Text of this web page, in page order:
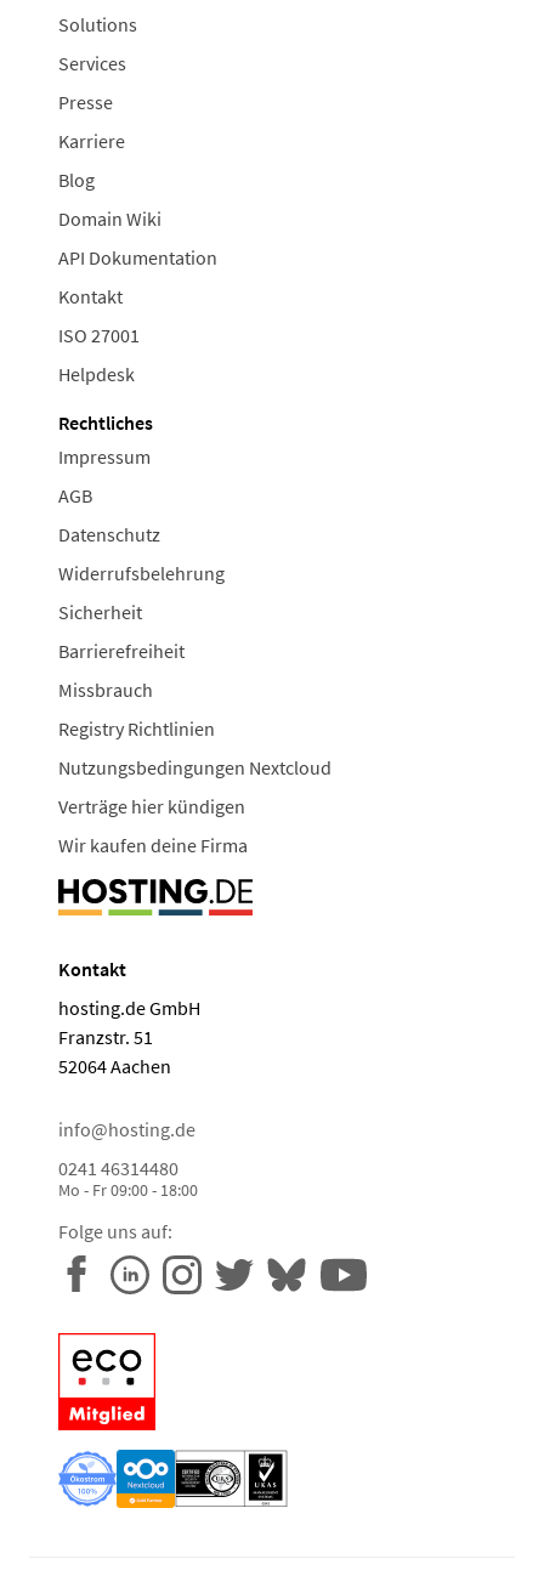
Solutions
Services
Presse
Karriere
Blog
Domain Wiki
API Dokumentation
Kontakt
ISO 27001
Helpdesk
Rechtliches
Impressum
AGB
Datenschutz
Widerrufsbelehrung
Sicherheit
Barrierefreiheit
Missbrauch
Registry Richtlinien
Nutzungsbedingungen Nextcloud
Verträge hier kündigen
Wir kaufen deine Firma
Kontakt
hosting.de GmbH
Franzstr. 51
52064 Aachen
info@hosting.de
0241 46314480
Mo - Fr 09:00 - 18:00
Folge uns auf: